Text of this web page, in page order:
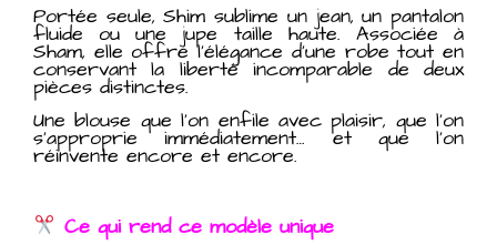
Portée seule, Shim sublime un jean, un pantalon
fluide ou une jupe taille haute. Associée à
Sham, elle offre l’élégance d’une robe tout en
conservant la liberté incomparable de deux
pièces distinctes.
Une blouse que l’on enfile avec plaisir, que l’on
s’approprie immédiatement… et que l’on
réinvente encore et encore.
Ce qui rend ce modèle unique